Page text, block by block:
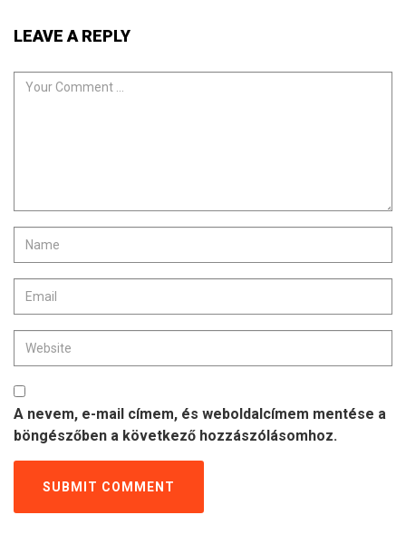
LEAVE A REPLY
A nevem, e-mail címem, és weboldalcímem mentése a
böngészőben a következő hozzászólásomhoz.